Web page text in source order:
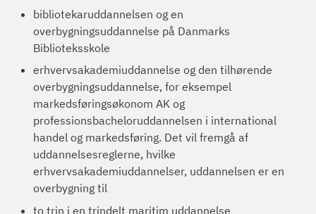
bibliotekaruddannelsen og en
overbygningsuddannelse på Danmarks
Biblioteksskole
erhvervsakademiuddannelse og den tilhørende
overbygningsuddannelse, for eksempel
markedsføringsøkonom AK og
professionsbacheloruddannelsen i international
handel og markedsføring. Det vil fremgå af
uddannelsesreglerne, hvilke
erhvervsakademiuddannelser, uddannelsen er en
overbygning til
to trin i en trindelt maritim uddannelse